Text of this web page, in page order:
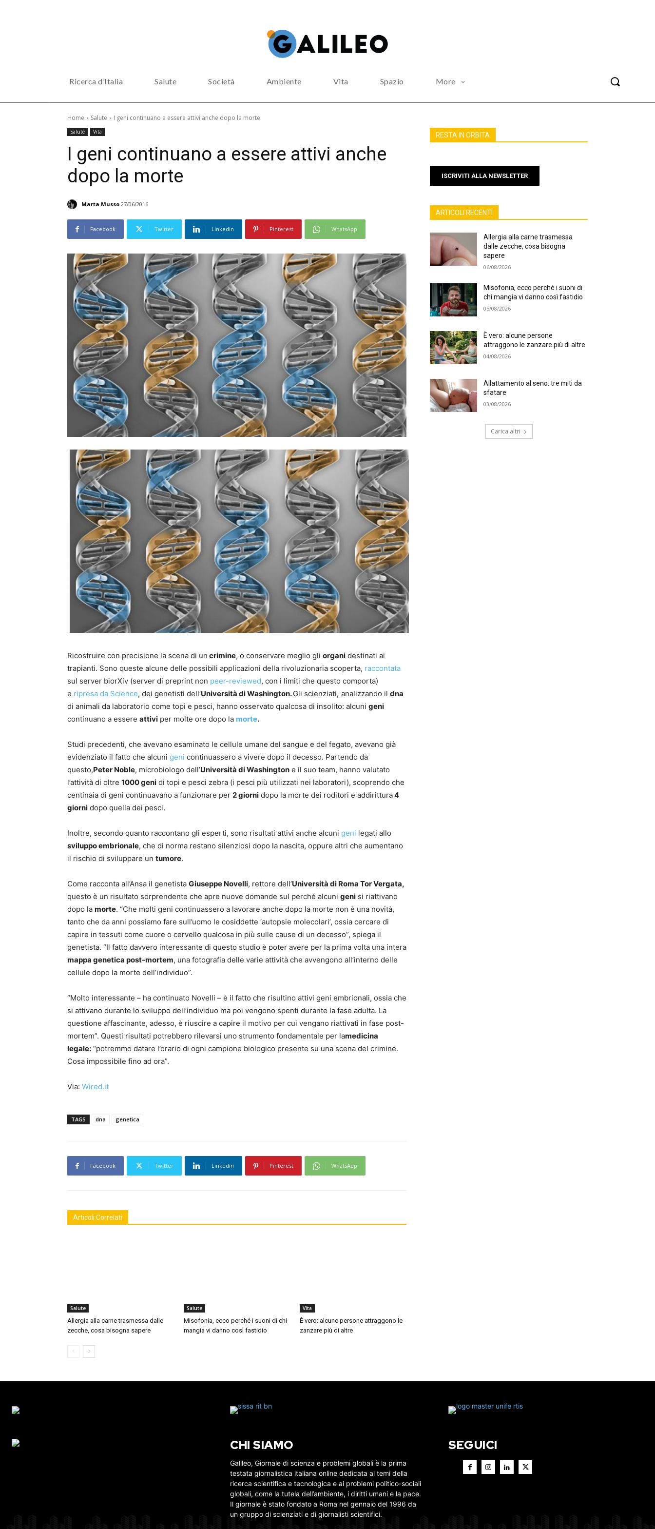
Ricerca d’Italia Salute Società Ambiente Vita Spazio More
Home Salute I geni continuano a essere attivi anche dopo la morte
Salute Vita
I geni continuano a essere attivi anche
dopo la morte
Marta Musso 27/06/2016
Facebook Twitter Linkedin Pinterest WhatsApp
Ricostruire con precisione la scena di un crimine, o conservare meglio gli organi destinati ai
trapianti. Sono queste alcune delle possibili applicazioni della rivoluzionaria scoperta, raccontata
sul server biorXiv (server di preprint non peer-reviewed, con i limiti che questo comporta)
e ripresa da Science, dei genetisti dell’Università di Washington.Gli scienziati, analizzando il dna
di animali da laboratorio come topi e pesci, hanno osservato qualcosa di insolito: alcuni geni
continuano a essere attivi per molte ore dopo la morte.
Studi precedenti, che avevano esaminato le cellule umane del sangue e del fegato, avevano già
evidenziato il fatto che alcuni geni continuassero a vivere dopo il decesso. Partendo da
questo,Peter Noble, microbiologo dell’Università di Washington e il suo team, hanno valutato
l’attività di oltre 1000 geni di topi e pesci zebra (i pesci più utilizzati nei laboratori), scoprendo che
centinaia di geni continuavano a funzionare per 2 giorni dopo la morte dei roditori e addirittura4
giorni dopo quella dei pesci.
Inoltre, secondo quanto raccontano gli esperti, sono risultati attivi anche alcuni geni legati allo
sviluppo embrionale, che di norma restano silenziosi dopo la nascita, oppure altri che aumentano
il rischio di sviluppare un tumore.
Come racconta all’Ansa il genetista Giuseppe Novelli, rettore dell’Università di Roma Tor Vergata,
questo è un risultato sorprendente che apre nuove domande sul perché alcuni geni si riattivano
dopo la morte. “Che molti geni continuassero a lavorare anche dopo la morte non è una novità,
tanto che da anni possiamo fare sull’uomo le cosiddette ‘autopsie molecolari’, ossia cercare di
capire in tessuti come cuore o cervello qualcosa in più sulle cause di un decesso”, spiega il
genetista. “Il fatto davvero interessante di questo studio è poter avere per la prima volta una intera
mappa genetica post-mortem, una fotografia delle varie attività che avvengono all’interno delle
cellule dopo la morte dell’individuo”.
“Molto interessante – ha continuato Novelli – è il fatto che risultino attivi geni embrionali, ossia che
si attivano durante lo sviluppo dell’individuo ma poi vengono spenti durante la fase adulta. La
questione affascinante, adesso, è riuscire a capire il motivo per cui vengano riattivati in fase post-
mortem”. Questi risultati potrebbero rilevarsi uno strumento fondamentale per lamedicina
legale: “potremmo datare l’orario di ogni campione biologico presente su una scena del crimine.
Cosa impossibile fino ad ora”.
Via: Wired.it
TAGS dna genetica
Facebook Twitter Linkedin Pinterest WhatsApp
Articoli Correlati
Salute
Allergia alla carne trasmessa dalle
zecche, cosa bisogna sapere
Salute
Misofonia, ecco perché i suoni di chi
mangia vi danno così fastidio
Vita
È vero: alcune persone attraggono le
zanzare più di altre
RESTA IN ORBITA
ISCRIVITI ALLA NEWSLETTER
ARTICOLI RECENTI
Allergia alla carne trasmessa
dalle zecche, cosa bisogna
sapere
06/08/2026
Misofonia, ecco perché i suoni di
chi mangia vi danno così fastidio
05/08/2026
È vero: alcune persone
attraggono le zanzare più di altre
04/08/2026
Allattamento al seno: tre miti da
sfatare
03/08/2026
Carica altri
CHI SIAMO
Galileo, Giornale di scienza e problemi globali è la prima
testata giornalistica italiana online dedicata ai temi della
ricerca scientifica e tecnologica e ai problemi politico-sociali
globali, come la tutela dell’ambiente, i diritti umani e la pace.
Il giornale è stato fondato a Roma nel gennaio del 1996 da
un gruppo di scienziati e di giornalisti scientifici.
SEGUICI